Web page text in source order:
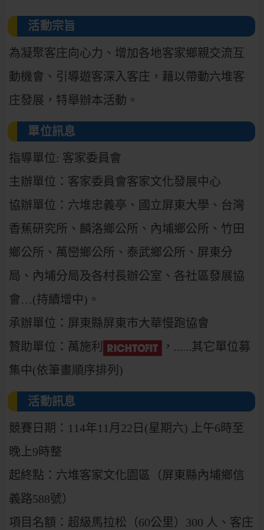
活動宗旨
為凝聚客庄向心力、增加各地客家鄉親交流互
動機會、引導遊客深入客庄，藉以帶動六堆客
庄發展，特舉辦本活動。
單位訊息
指導單位: 客家委員會
主辦單位：客家委員會客家文化發展中心
協辦單位：六堆忠義亭、國立屏東大學、台灣
香蕉研究所、麟洛鄉公所、內埔鄉公所、竹田
鄉公所、萬巒鄉公所、泰武鄉公所、屏東分
局、內埔分局及各村長辦公室、各社區發展協
會…(持續增中)。
承辦單位：屏東縣屏東市大華慢跑協會
贊助單位：萬施利
，......其它單位募
集中(依筆畫順序排列)
活動訊息
競賽日期：114年11月22日(星期六) 上午6時至
晚上9時整
起終點：六堆客家文化園區（屏東縣內埔鄉信
義路588號）
項目名額：超級馬拉松（60公里）300 人、客庄